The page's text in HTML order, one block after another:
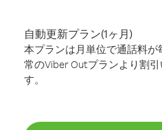
自動更新プラン(1ヶ月)
本プランは月単位で通話料
常のViber Outプランより割
す。